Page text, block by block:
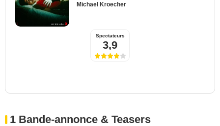
Michael Kroecher
Spectateurs
3,9
1 Bande-annonce & Teasers